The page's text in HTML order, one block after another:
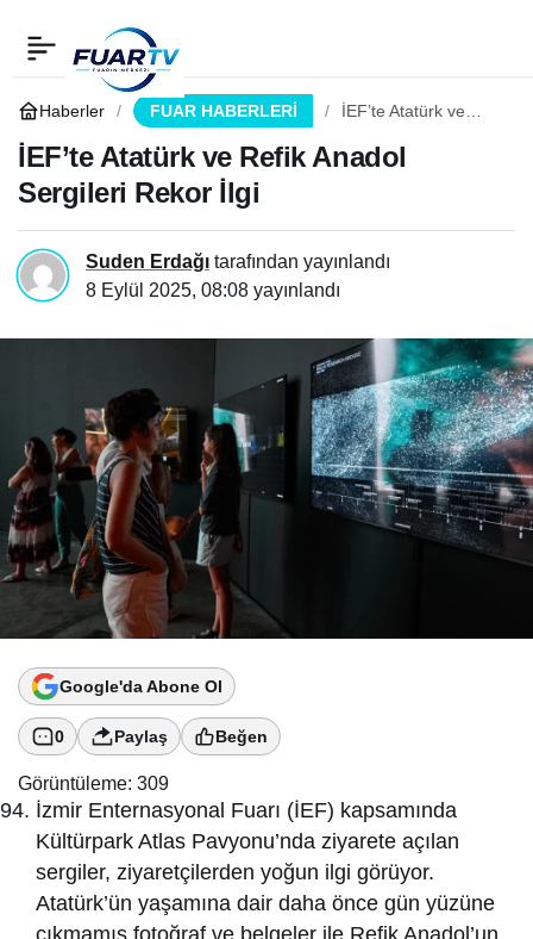
Haberler FUAR HABERLERİ
İEF’te Atatürk ve
Rekor İlgi
İEF’te Atatürk ve Refik Anadol
Sergileri Rekor İlgi
Suden Erdağı tarafından yayınlandı
8 Eylül 2025, 08:08 yayınlandı
Google'da Abone Ol
0 Paylaş Beğen
Görüntüleme: 309
İzmir Enternasyonal Fuarı (İEF) kapsamında
Kültürpark Atlas Pavyonu’nda ziyarete açılan
sergiler, ziyaretçilerden yoğun ilgi görüyor.
Atatürk’ün yaşamına dair daha önce gün yüzüne
çıkmamış fotoğraf ve belgeler ile Refik Anadol’un
İEF’te Atatürk ve Refik
Anadol Sergileri Rekor
İlgi